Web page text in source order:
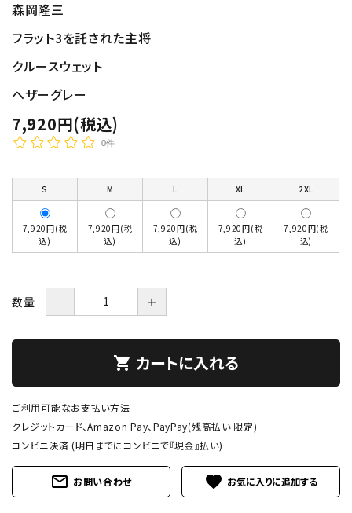
森岡隆三
フラット3を託された主将
クルースウェット
ヘザーグレー
7,920円(税込)
0件
S M L XL 2XL
7,920円(税
込)
7,920円(税
込)
7,920円(税
込)
7,920円(税
込)
7,920円(税
込)
数量 － ＋
shopping_cart カートに入れる
ご利用可能なお支払い方法
クレジットカード、Amazon Pay、PayPay(残高払い 限定)
コンビニ決済 (明日までにコンビニで『現金』払い)
mail_outline お問い合わせ favorite